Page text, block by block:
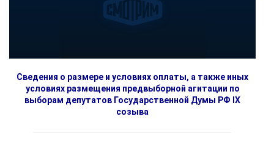
Сведения о размере и условиях оплаты, а также иных
условиях размещения предвыборной агитации по
выборам депутатов Государственной Думы РФ IX
созыва